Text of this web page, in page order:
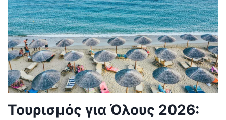
Τουρισμός για Όλους 2026: